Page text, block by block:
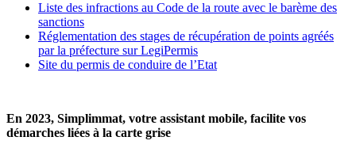
Liste des infractions au Code de la route avec le barème des
sanctions
Réglementation des stages de récupération de points agréés
par la préfecture sur LegiPermis
Site du permis de conduire de l’Etat
En 2023, Simplimmat, votre assistant mobile, facilite vos
démarches liées à la carte grise